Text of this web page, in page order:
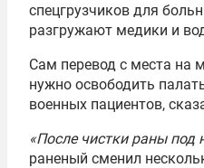
спецгрузчиков для
разгружают медики и
Сам перевод с места на
нужно освободить
военных пациентов,
«После чистки раны под
раненый сменил